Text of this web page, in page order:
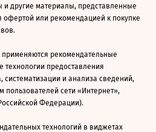
и другие материалы, представленные
офертой или рекомендацией к покупке
рекомендательные
предоставления
и анализа сведений,
пользователей сети «Интернет»,
Федерации).
технологий в виджетах